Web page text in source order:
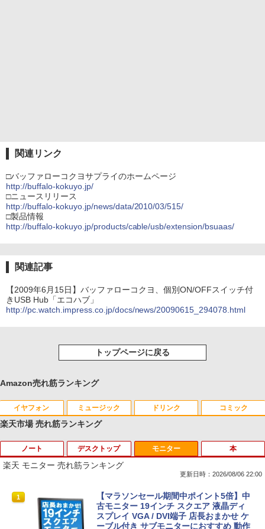
関連リンク
□バッファローコクヨサプライのホームページ
http://buffalo-kokuyo.jp/
□ニュースリリース
http://buffalo-kokuyo.jp/news/data/2010/03/515/
□製品情報
http://buffalo-kokuyo.jp/products/cable/usb/extension/bsuaas/
関連記事
【2009年6月15日】バッファローコクヨ、個別ON/OFFスイッチ付
きUSB Hub「エコハブ」
http://pc.watch.impress.co.jp/docs/news/20090615_294078.html
トップページに戻る
Amazon売れ筋ランキング
イヤフォン
Anker Soundcore P40i オフホワイト
￥5,990
Anker Soundcore P31i ブラック
ミュージック
BRUCE WAYNE feat. Flo Milli, ATL Jacob
[Explicit]
BRUCE WAYNE feat. Flo Milli, ATL Jacob
ドリンク
【Amazon.co.jp限定】 い・ろ・は・す 2L P
ET ラベルレス ×8本
by Amazon 天然水 ラベルレス 500ml ×24本
コミック
薬屋のひとりごと 17巻 (デジタル版ビッグガ
ンガンコミックス)
異世界居酒屋「のぶ」(22) (角川コミックス・
楽天市場 売れ筋ランキング
ノート
1
【中古】第4世代 Core i3搭載ノートパソ
コン 500GB 4GBメモリ DVDマルチドラ
イブ 15.6インチ Wi-Fi 【Windows10】
MS 365 Office Web 注目PC [105]
デスクトップ
1
Magic Trackpad 2 用 トラックパッド 保
護フィルム OverLay Protector for Magi
c Trackpad 2保護 フィルム シート シー
ル フィルター アンチグレア サラサラ マ
モニター
楽天 モニター 売れ筋ランキング
更新日時：2026/08/06 22:00
1
【マラソンセール期間中ポイント5倍】中
古モニター 19インチ スクエア 液晶ディ
スプレイ VGA / DVI端子 店長おまかせ ケ
ーブル付き サブモニターにおすすめ 動作
本